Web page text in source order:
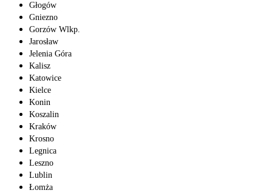
Głogów
Gniezno
Gorzów Wlkp.
Jarosław
Jelenia Góra
Kalisz
Katowice
Kielce
Konin
Koszalin
Kraków
Krosno
Legnica
Leszno
Lublin
Łomża